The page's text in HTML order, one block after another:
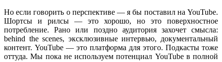
Но если говорить о перспективе — я бы поставил на YouTube.
Шортсы и рилсы — это хорошо, но это поверхностное
потребление. Рано или поздно аудитория захочет смысла:
behind the scenes, эксклюзивные интервью, документальный
контент. YouTube — это платформа для этого. Подкасты тоже
оттуда. Мы пока не используем потенциал YouTube в полной